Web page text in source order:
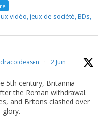
vidéo, jeux de société, BDs,
· 2 Juin
5th century, Britannia
the Roman withdrawal.
and Britons clashed over
glory.